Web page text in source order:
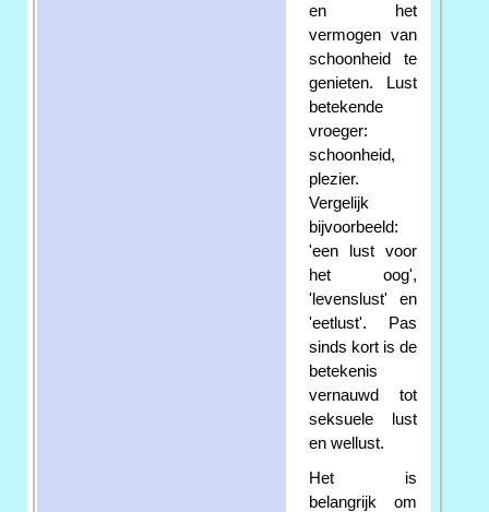
en het
vermogen van
schoonheid te
genieten. Lust
betekende
vroeger:
schoonheid,
plezier.
Vergelijk
bijvoorbeeld:
'een lust voor
het oog',
'levenslust' en
'eetlust'. Pas
sinds kort is de
betekenis
vernauwd tot
seksuele lust
en wellust.
Het is
belangrijk om